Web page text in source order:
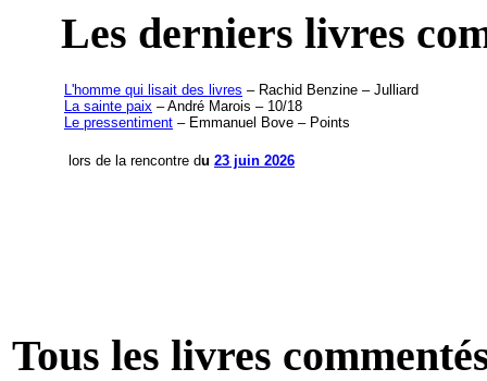
Les derniers livres
L'homme qui lisait des livres – Rachid Benzine – Julliard
La sainte paix – André Marois – 10/18
Le pressentiment – Emmanuel Bove – Points
lors de la rencontre du 23 juin 2026
Tous les livres